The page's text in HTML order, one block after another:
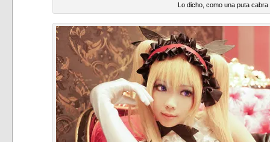
Lo dicho, como una puta cabra